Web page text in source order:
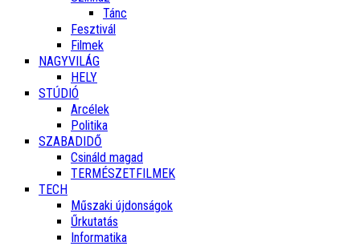
Tánc
Fesztivál
Filmek
NAGYVILÁG
HELY
STÚDIÓ
Arcélek
Politika
SZABADIDŐ
Csináld magad
TERMÉSZETFILMEK
TECH
Műszaki újdonságok
Űrkutatás
Informatika